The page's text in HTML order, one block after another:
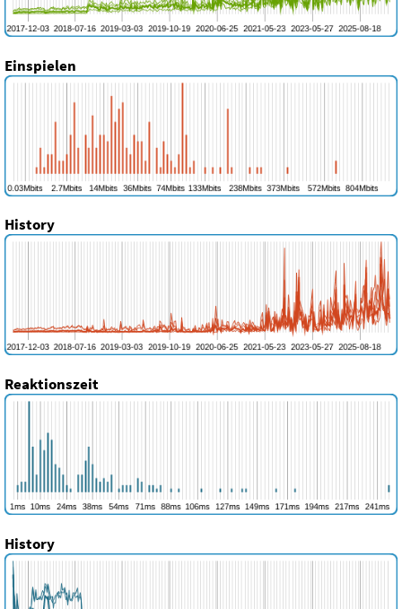
Einspielen
History
Reaktionszeit
History